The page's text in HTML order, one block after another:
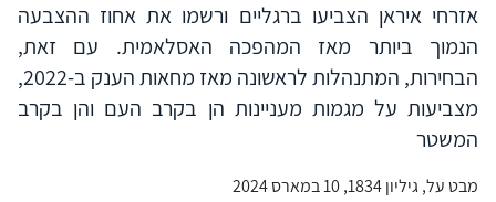
אזרחי איראן הצביעו ברגליים ורשמו את אחוז ההצבעה
הנמוך ביותר מאז המהפכה האסלאמית. עם זאת,
הבחירות, המתנהלות לראשונה מאז מחאות הענק ב-2022,
מצביעות על מגמות מעניינות הן בקרב העם והן בקרב
המשטר
מבט על, גיליון 1834, 10 במארס 2024